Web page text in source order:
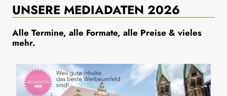
UNSERE MEDIADATEN 2026
Alle Termine, alle Formate, alle Preise & vieles
mehr.